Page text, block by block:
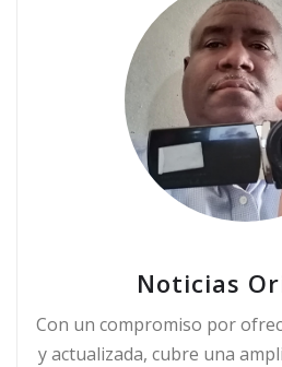
Noticias
Con un compromiso por
y actualizada, cubre una